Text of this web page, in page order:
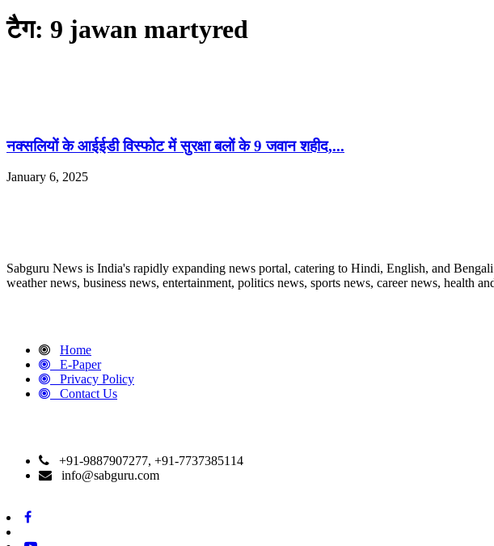
टैग: 9 jawan martyred
नक्सलियों के आईईडी विस्फोट में सुरक्षा बलों के 9 जवान शहीद,...
January 6, 2025
Sabguru News is India's rapidly expanding news portal, catering to Hindi, English, and
weather news, business news, entertainment, politics news, sports news, career news, health
Home
E-Paper
Privacy Policy
Contact Us
+91-9887907277, +91-7737385114
info@sabguru.com